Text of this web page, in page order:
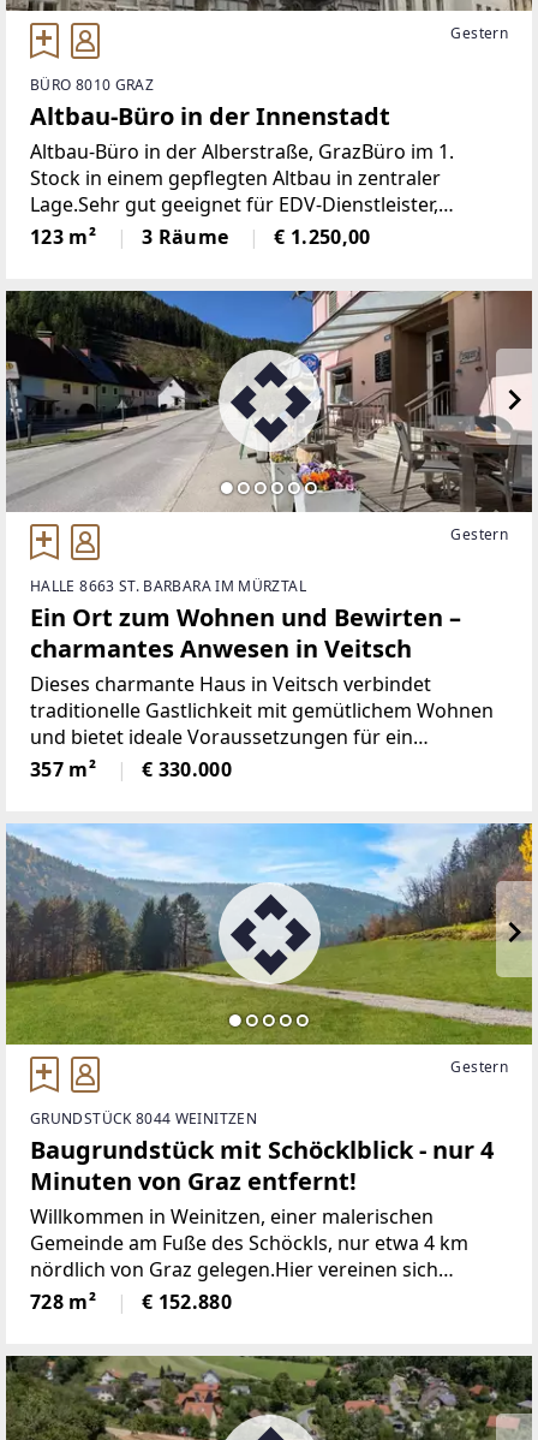
Gestern
BÜRO 8010 GRAZ
Altbau-Büro in der Innenstadt
Altbau-Büro in der Alberstraße, GrazBüro im 1.
Stock in einem gepflegten Altbau in zentraler
Lage.Sehr gut geeignet für EDV-Dienstleister,
Werbebüro und Startups.Drei miteinander
verbundene Büroräume bieten vielfältige
123 m² 3 Räume € 1.250,00
Gestern
HALLE 8663 ST. BARBARA IM MÜRZTAL
Ein Ort zum Wohnen und Bewirten –
charmantes Anwesen in Veitsch
Dieses charmante Haus in Veitsch verbindet
traditionelle Gastlichkeit mit gemütlichem Wohnen
und bietet ideale Voraussetzungen für ein
erfolgreiches Gastronomiekonzept. Durch die
direkte Lage im Ortskern profitiert das Gasthaus
357 m² € 330.000
Gestern
GRUNDSTÜCK 8044 WEINITZEN
Baugrundstück mit Schöcklblick - nur 4
Minuten von Graz entfernt!
Willkommen in Weinitzen, einer malerischen
Gemeinde am Fuße des Schöckls, nur etwa 4 km
nördlich von Graz gelegen.Hier vereinen sich
Genuss, Tradition und Natur zu einer harmonischen
Lebensweise. Weinitzen gehört zum idyllischen
728 m² € 152.880